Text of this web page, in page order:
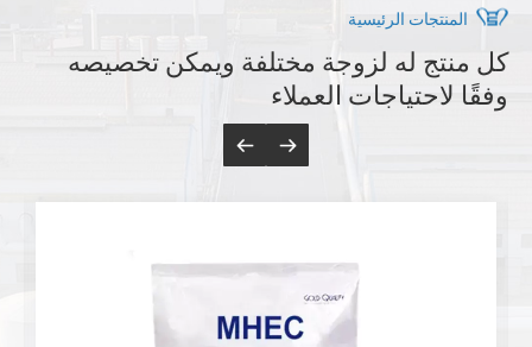
المنتجات الرئيسية
كل منتج له لزوجة مختلفة ويمكن تخصيصه
وفقًا لاحتياجات العملاء